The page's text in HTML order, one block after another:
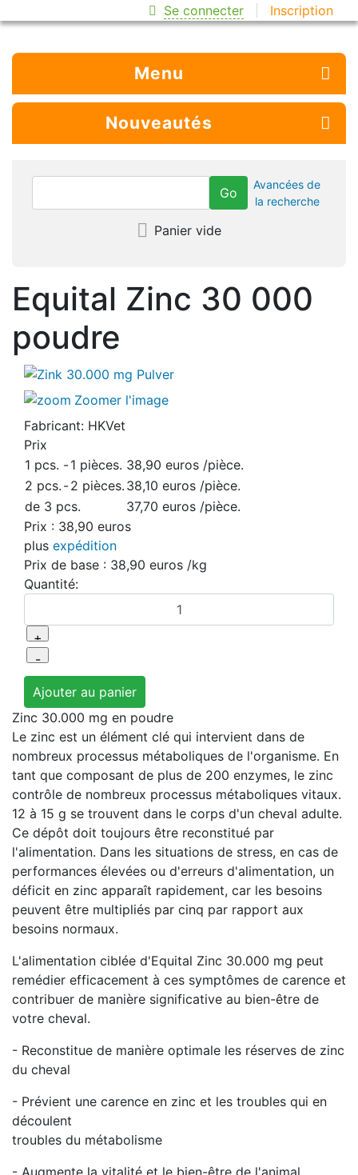
Se connecter Inscription
Menu
Nouveautés
Avancées de
la recherche
Panier vide
Equital Zinc 30 000
poudre
Zoomer l'image
Fabricant: HKVet
Prix
1 pcs. -1 pièces. 38,90 euros /pièce.
2 pcs. -2 pièces. 38,10 euros /pièce.
de 3 pcs.
37,70 euros /pièce.
Prix : 38,90 euros
plus expédition
Prix ​​de base : 38,90 euros /kg
Quantité:
Zinc 30.000 mg en poudre
Le zinc est un élément clé qui intervient dans de
nombreux processus métaboliques de l'organisme. En
tant que composant de plus de 200 enzymes, le zinc
contrôle de nombreux processus métaboliques vitaux.
12 à 15 g se trouvent dans le corps d'un cheval adulte.
Ce dépôt doit toujours être reconstitué par
l'alimentation. Dans les situations de stress, en cas de
performances élevées ou d'erreurs d'alimentation, un
déficit en zinc apparaît rapidement, car les besoins
peuvent être multipliés par cinq par rapport aux
besoins normaux.
L'alimentation ciblée d'Equital Zinc 30.000 mg peut
remédier efficacement à ces symptômes de carence et
contribuer de manière significative au bien-être de
votre cheval.
- Reconstitue de manière optimale les réserves de zinc
du cheval
- Prévient une carence en zinc et les troubles qui en
découlent
troubles du métabolisme